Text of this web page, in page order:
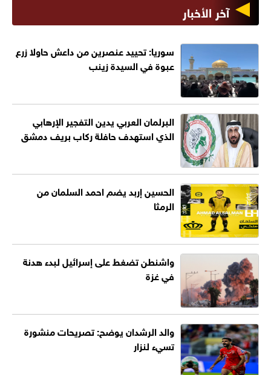
آخر الأخبار
سوريا: تحييد عنصرين من داعش حاولا زرع
عبوة في السيدة زينب
البرلمان العربي يدين التفجير الإرهابي
الذي استهدف حافلة ركاب بريف دمشق
الحسين إربد يضم احمد السلمان من
الرمثا
واشنطن تضغط على إسرائيل لبدء هدنة
في غزة
والد الرشدان يوضح: تصريحات منشورة
تسيء لنزار